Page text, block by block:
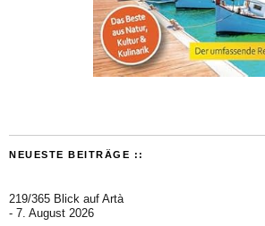
NEUESTE BEITRÄGE ::
219/365 Blick auf Artà
7. August 2026